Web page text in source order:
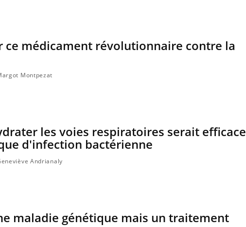
ce médicament révolutionnaire contre la
Montpezat
les voies respiratoires serait efficace
d'infection bactérienne
Andrianaly
maladie génétique mais un traitement